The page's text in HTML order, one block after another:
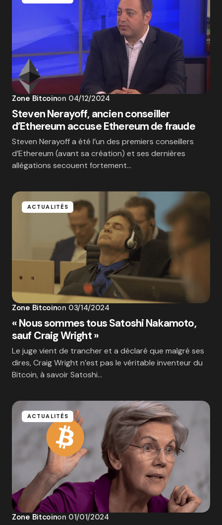
Zone Bitcoinon 04/12/2024
Steven Nerayoff, ancien conseiller
d’Ethereum accuse Ethereum de fraude
Steven Nerayoff a été l’un des premiers conseillers
d’Ethereum (avant sa création) et ses dernières
allégations secouent fortement…
ACTUALITÉS
Zone Bitcoinon 03/14/2024
« Nous sommes tous Satoshi Nakamoto,
sauf Craig Wright »
Le juge vient de trancher et a déclaré que malgré ses
dires, Craig Wright n’est pas le véritable inventeur du
Bitcoin, à savoir Satoshi…
ACTUALITÉS
Zone Bitcoinon 01/01/2024